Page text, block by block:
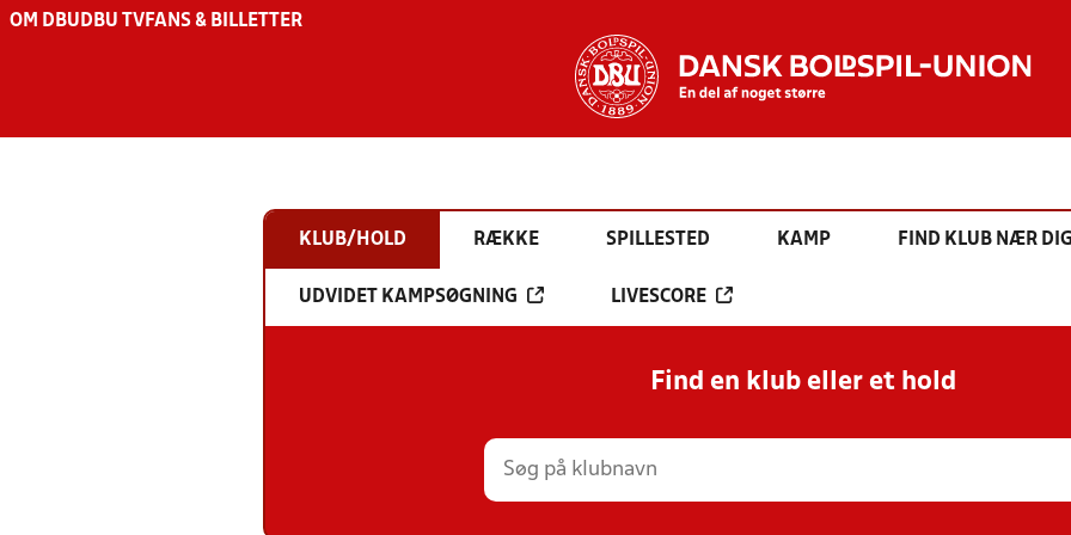
OM DBU DBU TV FANS & BILLETTER
KLUB/HOLD RÆKKE SPILLESTED KAMP FIND KLUB NÆR
UDVIDET KAMPSØGNING LIVESCORE
Find en klub eller et hold